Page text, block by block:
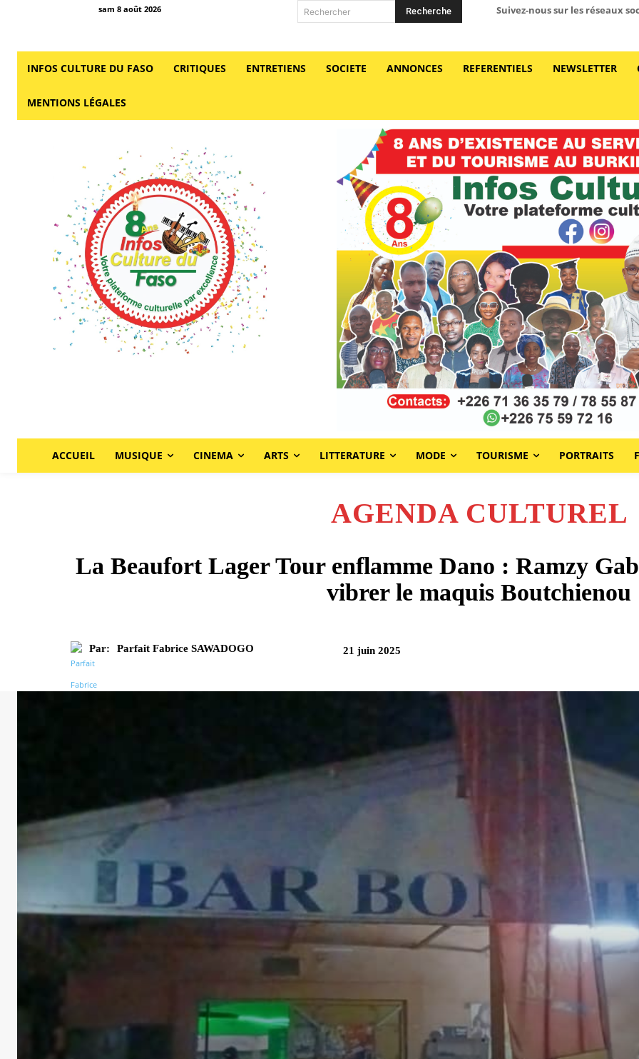
sam 8 août 2026 Rechercher Recherche Suivez-nous sur les réseaux
INFOS CULTURE DU FASO CRITIQUES ENTRETIENS SOCIETE ANNONCES REFERENTIELS NEWSLETTER
MENTIONS LÉGALES
ACCUEIL MUSIQUE CINEMA ARTS LITTERATURE MODE TOURISME PORTRAITS
AGENDA CULTUREL
La Beaufort Lager Tour enflamme Dano : Ramzy
vibrer le maquis Boutchienou
Par: Parfait Fabrice SAWADOGO 21 juin 2025